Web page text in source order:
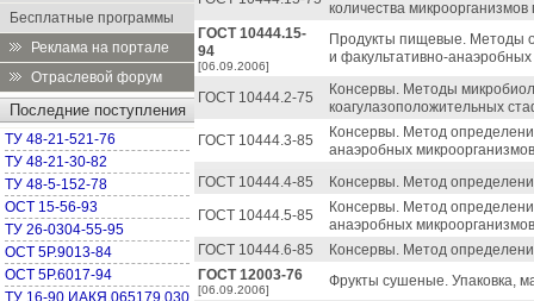
Бесплатные программы
Реклама на портале
Отраслевой форум
Последние поступления
ТУ 48-21-521-76
ТУ 48-21-30-82
ТУ 48-5-152-78
ОСТ 15-56-93
ТУ 26-0304-55-95
ОСТ 5Р.9013-84
ОСТ 5Р.6017-94
ТУ 16-90 ИАКЯ.065179.030
количества
ГОСТ 10444.15-
94
[06.09.2006]
Продукты пищевые. Методы
и факультативно-
ГОСТ 10444.2-75
Консервы. Методы
коагулазоположительных
ГОСТ 10444.3-85
Консервы. Метод
анаэробных
ГОСТ 10444.4-85
Консервы. Метод
ГОСТ 10444.5-85
Консервы. Метод
анаэробных
ГОСТ 10444.6-85
Консервы. Метод
ГОСТ 12003-76
[06.09.2006]
Фрукты сушеные. Упаковка,